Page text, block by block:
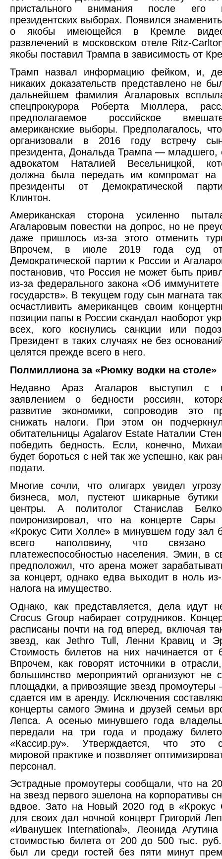
пристального внимания после
президентских выборах. Появился
о якобы имеющейся в Кремле
развлечений в московском отеле Ritz-
якобы поставил Трампа в зависимость от
Трамп назвал информацию фейком, и,
никаких доказательств представлено не
дальнейшем фамилия Агаларовых
спецпрокурора Роберта Мюллера,
предполагаемое российское
американские выборы. Предполагалось,
организовали в 2016 году встречу
президента, Дональда Трампа — младшего,
адвокатом Наталией Весельницкой,
должна была передать им компромат на
президенты от Демократической
Клинтон.
Американская сторона усиленно
Агаларовым повестки на допрос, но не
даже пришлось из-за этого отменить
Впрочем, в июле 2019 года суд
Демократической партии к России и
постановив, что Россия не может быть
из-за федерального закона «Об
государств». В текущем году сын магната
осчастливить американцев своим
позиции папы в России скандал наоборот
всех, кого коснулись санкции или
Президент в таких случаях не без
целятся прежде всего в него.
Полмиллиона за «Рюмку водки на столе»
Недавно Араз Агаларов выступил с
заявлением о бедности россиян,
развитие экономики, сопроводив это
снижать налоги. При этом он
обитательницы Agalarov Estate Наталии
победить бедность. Если, конечно,
будет бороться с ней так же успешно, как
подати.
Многие сочли, что олигарх увидел
бизнеса, мол, пустеют шикарные
центры. А политолог Станислав
поиронизировал, что на концерте
«Крокус Сити Холле» в минувшем году зал
всего наполовину, что
платежеспособностью населения. Эмин, в
предположил, что арена может
за концерт, однако едва выходит в ноль из-
налога на имущество.
Однако, как представляется, дела идут
Crocus Group набирает сотрудников.
расписаны почти на год вперед, включая
звезд, как Jethro Tull, Ленни Кравиц и
Стоимость билетов на них начинается от
Впрочем, как говорят источники в
большинство мероприятий организуют не
площадки, а привозящие звезд промоутеры
сдается им в аренду. Исключения
концерты самого Эмина и друзей семьи
Лепса. А осенью минувшего года
передали на три года и продажу
«Кассир.ру». Утверждается, что это
мировой практике и позволяет
персонал.
Эстрадные промоутеры сообщали, что на
на звезд первого эшелона на корпоративы
вдвое. Зато на Новый 2020 год в «Крокус
для своих дал ночной концерт Григорий
«Иванушек International», Леонида
стоимостью билета от 200 до 500 тыс.
был ли среди гостей без пяти минут